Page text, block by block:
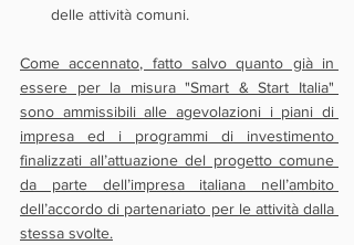
delle attività comuni.
Come accennato, fatto salvo quanto già in
essere per la misura "Smart & Start Italia"
sono ammissibili alle agevolazioni i piani di
impresa ed i programmi di investimento
finalizzati all’attuazione del progetto comune
da parte dell’impresa italiana nell’ambito
dell’accordo di partenariato per le attività dalla
stessa svolte.